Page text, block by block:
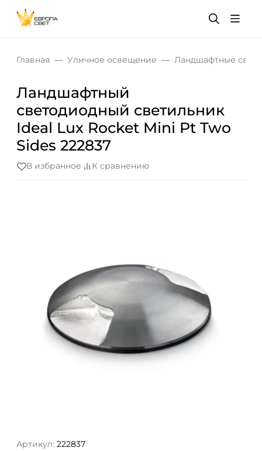
Главная Уличное освещение Ландшафтные
Ландшафтный
светодиодный светильник
Ideal Lux Rocket Mini Pt Two
Sides 222837
В избранное К сравнению
Артикул: 222837